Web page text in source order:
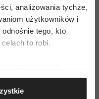
analizowania tychże,
użytkowników i
tego, kto
to robi.
Twojej lokalizacji
nawet do kilku metrów